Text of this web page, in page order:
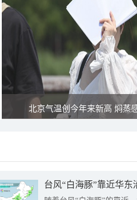
北京气温创今年来新高 焖蒸
台风“白海豚”靠近华